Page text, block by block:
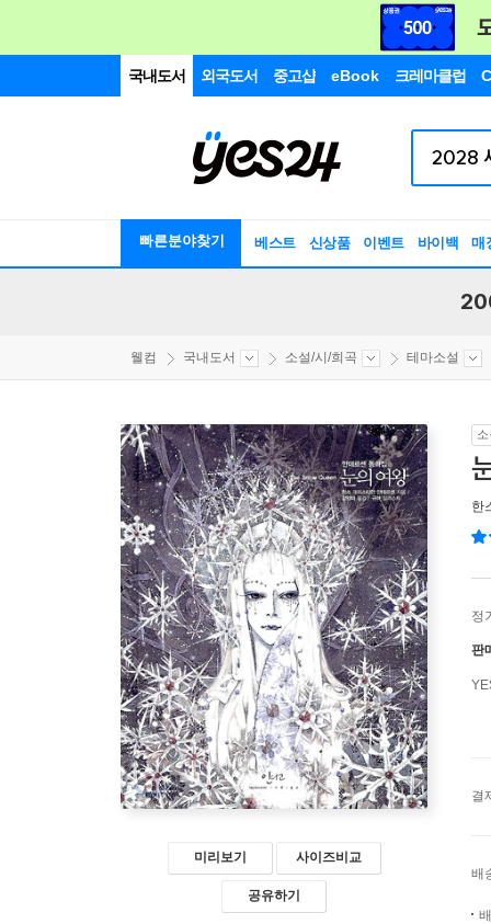
국내도서 외국도서 중고샵 eBook 크레마클럽
빠른분야찾기 베스트 신상품 이벤트 바이백 매
웰컴 국내도서 소설/시/희곡 테마소설
미리보기 사이즈비교
공유하기
한
정
판
결
배